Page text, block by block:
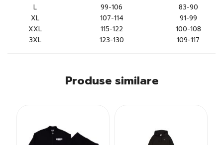
L
99-106
83-90
XL
107-114
91-99
XXL
115-122
100-108
3XL
123-130 109-117
Produse similare